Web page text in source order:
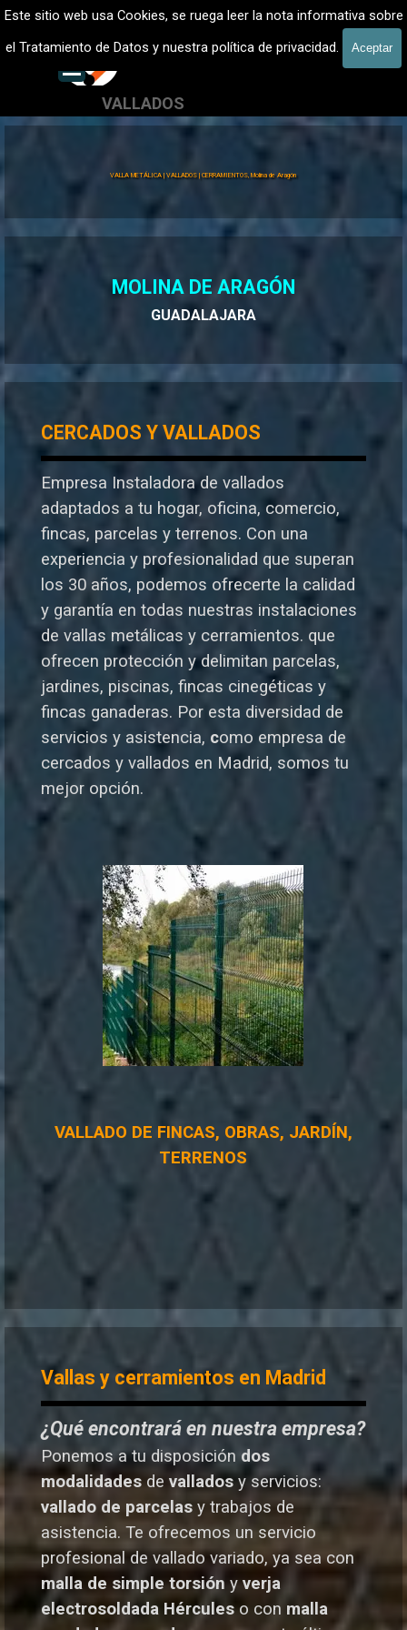
Este sitio web usa Cookies, se ruega leer la nota informativa sobre
el Tratamiento de Datos y nuestra política de privacidad.
Aceptar
Vaya al ContenidoVALLADOS METALICOS MADRID - VALLADO DE FINCAS
Vallados de fincas, Cercados
VALLADOS
601 900 178
VALLA METÁLICA | VALLADOS | CERRAMIENTOS, Molina de Aragón
MOLINA DE ARAGÓN
GUADALAJARA
CERCADOS Y VALLADOS
Empresa Instaladora de vallados
adaptados a tu hogar, oficina, comercio,
fincas, parcelas y terrenos. Con una
experiencia y profesionalidad que superan
los 30 años, podemos ofrecerte la calidad
y garantía en todas nuestras instalaciones
de vallas metálicas y cerramientos. que
ofrecen protección y delimitan parcelas,
jardines, piscinas, fincas cinegéticas y
fincas ganaderas. Por esta diversidad de
servicios y asistencia, como empresa de
cercados y vallados en Madrid, somos tu
mejor opción.
VALLADO DE FINCAS, OBRAS, JARDÍN,
TERRENOS
Vallas y cerramientos en Madrid
¿Qué encontrará en nuestra empresa?
Ponemos a tu disposición dos
modalidades de vallados y servicios:
vallado de parcelas y trabajos de
asistencia. Te ofrecemos un servicio
profesional de vallado variado, ya sea con
malla de simple torsión y verja
electrosoldada Hércules o con malla